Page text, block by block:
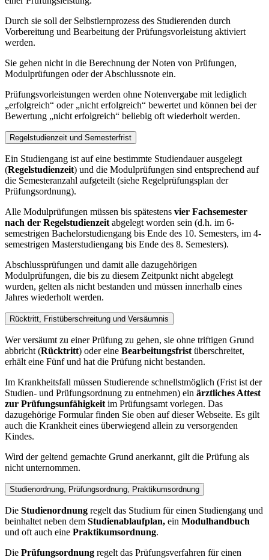
Durch sie soll der Selbstlernprozess des Studierenden durch
Vorbereitung und Bearbeitung der Prüfungsvorleistung aktiviert
werden.
Sie gehen nicht in die Berechnung der Noten von Prüfungen,
Modulprüfungen oder der Abschlussnote ein.
Prüfungsvorleistungen werden ohne Notenvergabe mit lediglich
„erfolgreich“ oder „nicht erfolgreich“ bewertet und können bei der
Bewertung „nicht erfolgreich“ beliebig oft wiederholt werden.
Regelstudienzeit und Semesterfrist
Ein Studiengang ist auf eine bestimmte Studiendauer ausgelegt
(Regelstudienzeit) und die Modulprüfungen sind entsprechend auf
die Semesteranzahl aufgeteilt (siehe Regelprüfungsplan der
Prüfungsordnung).
Alle Modulprüfungen müssen bis spätestens vier Fachsemester
nach der Regelstudienzeit abgelegt worden sein (d.h. im 6-
semestrigen Bachelorstudiengang bis Ende des 10. Semesters, im 4-
semestrigen Masterstudiengang bis Ende des 8. Semesters).
Abschlussprüfungen und damit alle dazugehörigen
Modulprüfungen, die bis zu diesem Zeitpunkt nicht abgelegt
wurden, gelten als nicht bestanden und müssen innerhalb eines
Jahres wiederholt werden.
Rücktritt, Fristüberschreitung und Versäumnis
Wer versäumt zu einer Prüfung zu gehen, sie ohne triftigen Grund
abbricht (Rücktritt) oder eine Bearbeitungsfrist überschreitet,
erhält eine Fünf und hat die Prüfung nicht bestanden.
Im Krankheitsfall müssen Studierende schnellstmöglich (Frist ist der
Studien- und Prüfungsordnung zu entnehmen) ein ärztliches Attest
zur Prüfungsunfähigkeit im Prüfungsamt vorlegen. Das
dazugehörige Formular finden Sie oben auf dieser Webseite. Es gilt
auch die Krankheit eines überwiegend allein zu versorgenden
Kindes.
Wird der geltend gemachte Grund anerkannt, gilt die Prüfung als
nicht unternommen.
Studienordnung, Prüfungsordnung, Praktikumsordnung
Die Studienordnung regelt das Studium für einen Studiengang und
beinhaltet neben dem Studienablaufplan, ein Modulhandbuch
und oft auch eine Praktikumsordnung.
Die Prüfungsordnung regelt das Prüfungsverfahren für einen